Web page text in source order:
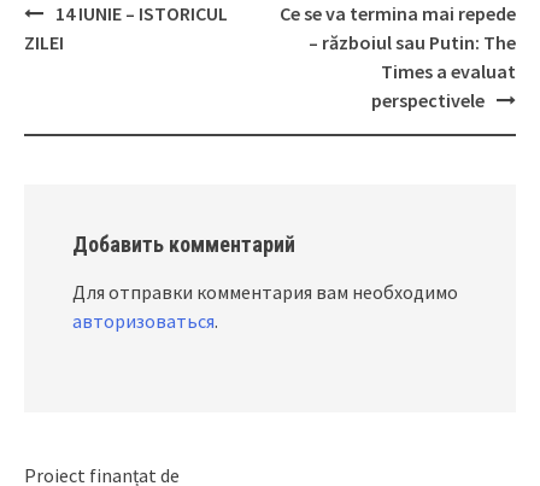
Post
14 IUNIE – ISTORICUL
ZILEI
Ce se va termina mai repede
– războiul sau Putin: The
Times a evaluat
perspectivele
Добавить комментарий
Для отправки комментария вам необходимо
авторизоваться.
Proiect finanțat de